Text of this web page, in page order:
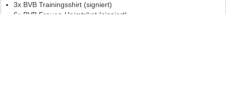
3x BVB Trainingsshirt (signiert)
6x BVB Frauen‑Heimtrikot (signiert)